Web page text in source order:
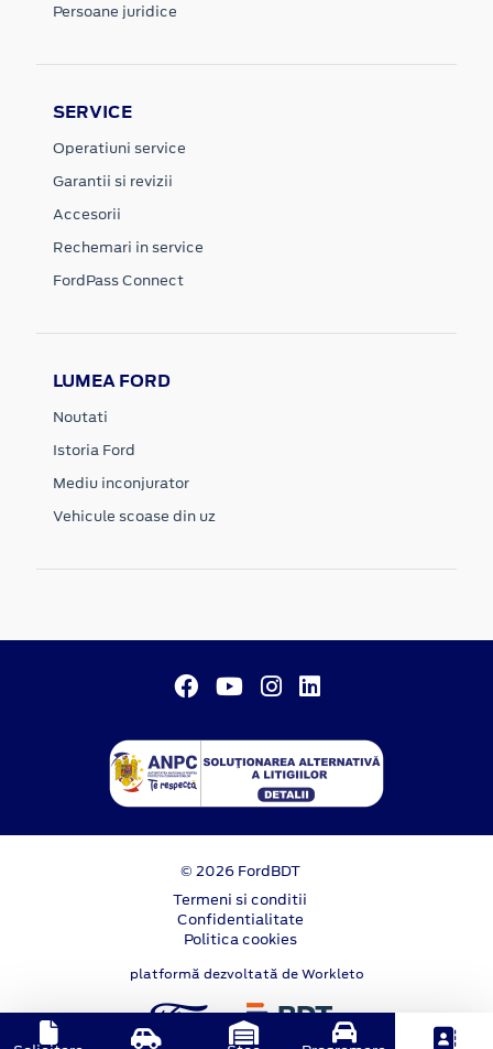
Persoane juridice
SERVICE
Operatiuni service
Garantii si revizii
Accesorii
Rechemari in service
FordPass Connect
LUMEA FORD
Noutati
Istoria Ford
Mediu inconjurator
Vehicule scoase din uz
© 2026 FordBDT
Termeni si conditii
Confidentialitate
Politica cookies
platformă dezvoltată de Workleto